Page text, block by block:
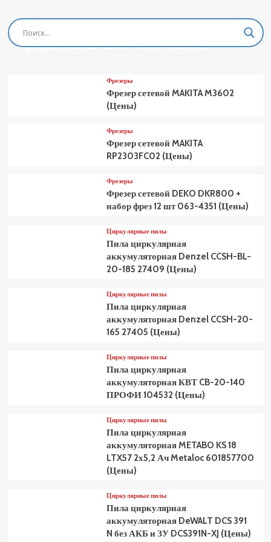
Фрезеры
Фрезер сетевой MAKITA M3601 (Цены)
Фрезеры
Фрезер сетевой MAKITA M3602
(Цены)
Фрезеры
Фрезер сетевой MAKITA
RP2303FC02 (Цены)
Фрезеры
Фрезер сетевой DEKO DKR800 +
набор фрез 12 шт 063-4351 (Цены)
Циркулярные пилы
Пила циркулярная
аккумуляторная Denzel CCSH-BL-
20-185 27409 (Цены)
Циркулярные пилы
Пила циркулярная
аккумуляторная Denzel CCSH-20-
165 27405 (Цены)
Циркулярные пилы
Пила циркулярная
аккумуляторная КВТ CB-20-140
ПРОФИ 104532 (Цены)
Циркулярные пилы
Пила циркулярная
аккумуляторная METABO KS 18
LTX57 2х5,2 Ач Metaloc 601857700
(Цены)
Циркулярные пилы
Пила циркулярная
аккумуляторная DeWALT DCS 391
N без АКБ и ЗУ DCS391N-XJ (Цены)